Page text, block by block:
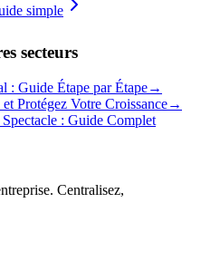
simple
secteurs
: Guide Étape par Étape→
Protégez Votre Croissance→
: Guide Complet
Centralisez,